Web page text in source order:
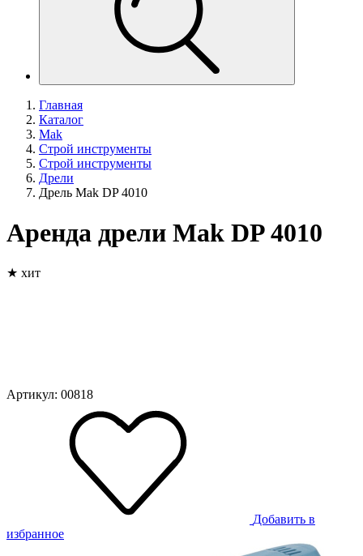
Главная
Каталог
Mak
Строй инструменты
Строй инструменты
Дрели
Дрель Mak DP 4010
Аренда дрели Mak DP 4010
★ хит
Артикул: 00818
Добавить в
избранное